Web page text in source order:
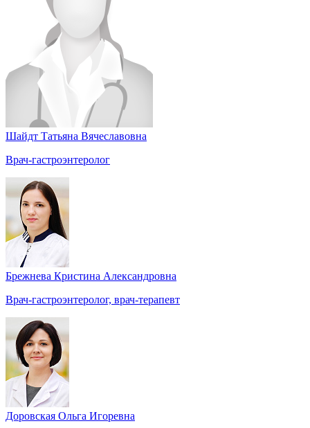
Шайдт Татьяна Вячеславовна
Врач-гастроэнтеролог
Брежнева Кристина Александровна
Врач-гастроэнтеролог, врач-терапевт
Доровская Ольга Игоревна